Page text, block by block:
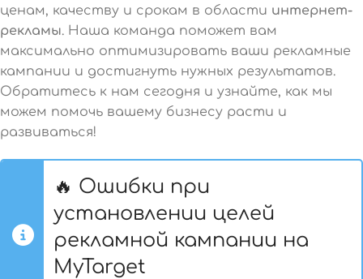
ценам, качеству и срокам в области интернет-
рекламы. Наша команда поможет вам
максимально оптимизировать ваши рекламные
кампании и достигнуть нужных результатов.
Обратитесь к нам сегодня и узнайте, как мы
можем помочь вашему бизнесу расти и
развиваться!
🔥 Ошибки при
установлении целей
рекламной кампании на
MyTarget